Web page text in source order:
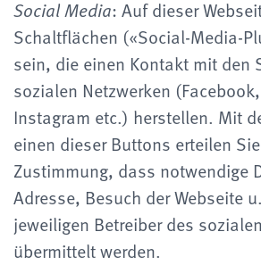
Social Media: Auf dieser
Schaltflächen («Social-Media-
sein, die einen Kontakt mit den
sozialen Netzwerken
Instagram etc.) herstellen. Mit
einen dieser Buttons erteilen
Zustimmung, dass notwendige
Adresse, Besuch der Webseite
jeweiligen Betreiber des
übermittelt werden.